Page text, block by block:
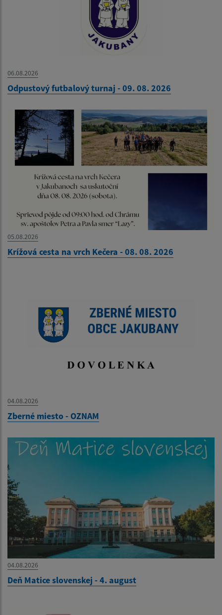
06.08.2026
Odpustový futbalový turnaj - 09. 08. 2026
05.08.2026
Krížová cesta na vrch Kečera - 08. 08. 2026
04.08.2026
Zberné miesto - OZNAM
04.08.2026
Deň Matice slovenskej - 4. august